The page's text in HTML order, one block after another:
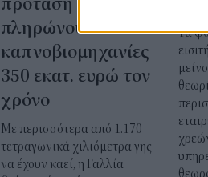
πρόταση για να
πληρώνουν οι
καπνοβιομηχανίες
350 εκατ. ευρώ τον
χρόνο
Με περισσότερα από 1.170
τετραγωνικά χιλιόμετρα γης
να έχουν καεί, η Γαλλία
Τα